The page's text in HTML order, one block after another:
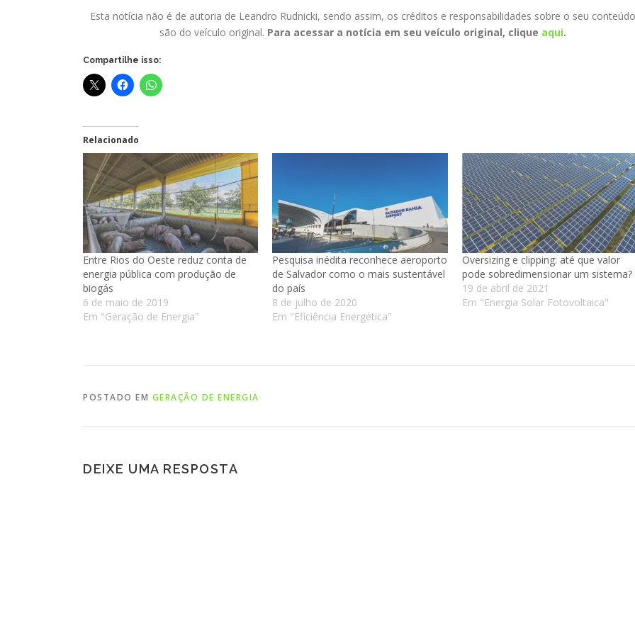
Esta notícia não é de autoria de Leandro Rudnicki, sendo assim, os créditos e responsabilidades sobre o seu conteúdo
são do veículo original. Para acessar a notícia em seu veículo original, clique aqui.
Compartilhe isso:
Relacionado
Entre Rios do Oeste reduz conta de
energia pública com produção de
biogás
6 de maio de 2019
Em "Geração de Energia"
Pesquisa inédita reconhece aeroporto
de Salvador como o mais sustentável
do país
8 de julho de 2020
Em "Eficiência Energética"
Oversizing e clipping: até que valor
pode sobredimensionar um sistema?
19 de abril de 2021
Em "Energia Solar Fotovoltaica"
POSTADO EM GERAÇÃO DE ENERGIA
DEIXE UMA RESPOSTA